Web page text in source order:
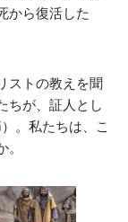
から復活した
ストの教えを聞
ちが、証人とし
。私たちは、こ